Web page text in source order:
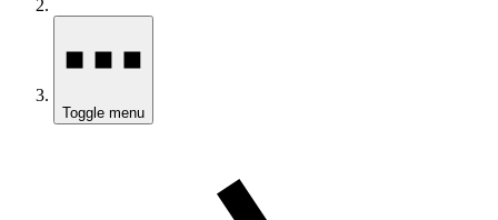
Toggle menu